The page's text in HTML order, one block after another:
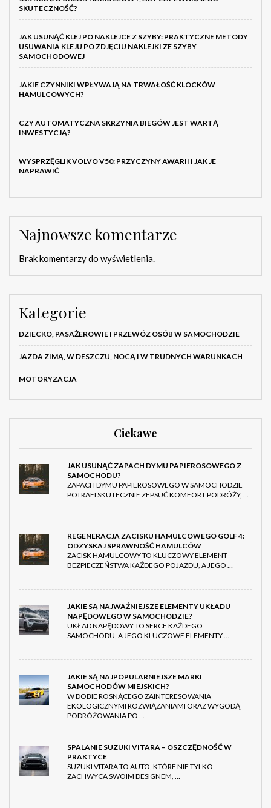
SKUTECZNOŚĆ?
JAK USUNĄĆ KLEJ PO NAKLEJCE Z SZYBY: PRAKTYCZNE METODY
USUWANIA KLEJU PO ZDJĘCIU NAKLEJKI ZE SZYBY
SAMOCHODOWEJ
JAKIE CZYNNIKI WPŁYWAJĄ NA TRWAŁOŚĆ KLOCKÓW
HAMULCOWYCH?
CZY AUTOMATYCZNA SKRZYNIA BIEGÓW JEST WARTĄ
INWESTYCJĄ?
WYSPRZĘGLIK VOLVO V50: PRZYCZYNY AWARII I JAK JE
NAPRAWIĆ
Najnowsze komentarze
Brak komentarzy do wyświetlenia.
Kategorie
DZIECKO, PASAŻEROWIE I PRZEWÓZ OSÓB W SAMOCHODZIE
JAZDA ZIMĄ, W DESZCZU, NOCĄ I W TRUDNYCH WARUNKACH
MOTORYZACJA
Ciekawe
JAK USUNĄĆ ZAPACH DYMU PAPIEROSOWEGO Z
SAMOCHODU?
ZAPACH DYMU PAPIEROSOWEGO W SAMOCHODZIE
POTRAFI SKUTECZNIE ZEPSUĆ KOMFORT PODRÓŻY, …
REGENERACJA ZACISKU HAMULCOWEGO GOLF 4:
ODZYSKAJ SPRAWNOŚĆ HAMULCÓW
ZACISK HAMULCOWY TO KLUCZOWY ELEMENT
BEZPIECZEŃSTWA KAŻDEGO POJAZDU, A JEGO …
JAKIE SĄ NAJWAŻNIEJSZE ELEMENTY UKŁADU
NAPĘDOWEGO W SAMOCHODZIE?
UKŁAD NAPĘDOWY TO SERCE KAŻDEGO
SAMOCHODU, A JEGO KLUCZOWE ELEMENTY …
JAKIE SĄ NAJPOPULARNIEJSZE MARKI
SAMOCHODÓW MIEJSKICH?
W DOBIE ROSNĄCEGO ZAINTERESOWANIA
EKOLOGICZNYMI ROZWIĄZANIAMI ORAZ WYGODĄ
PODRÓŻOWANIA PO …
SPALANIE SUZUKI VITARA – OSZCZĘDNOŚĆ W
PRAKTYCE
SUZUKI VITARA TO AUTO, KTÓRE NIE TYLKO
ZACHWYCA SWOIM DESIGNEM, …